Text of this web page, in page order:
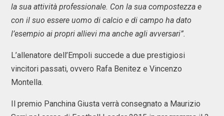
la sua attività professionale. Con la sua compostezza e
con il suo essere uomo di calcio e di campo ha dato
l’esempio ai propri allievi ma anche agli avversari”.
L’allenatore dell’Empoli succede a due prestigiosi
vincitori passati, ovvero Rafa Benitez e Vincenzo
Montella.
Il premio Panchina Giusta verrà consegnato a Maurizio